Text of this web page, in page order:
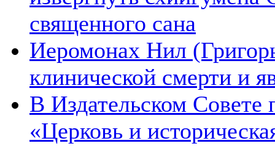
священного сана
Иеромонах Нил
клинической смерти и
В Издательском Совете
«Церковь и